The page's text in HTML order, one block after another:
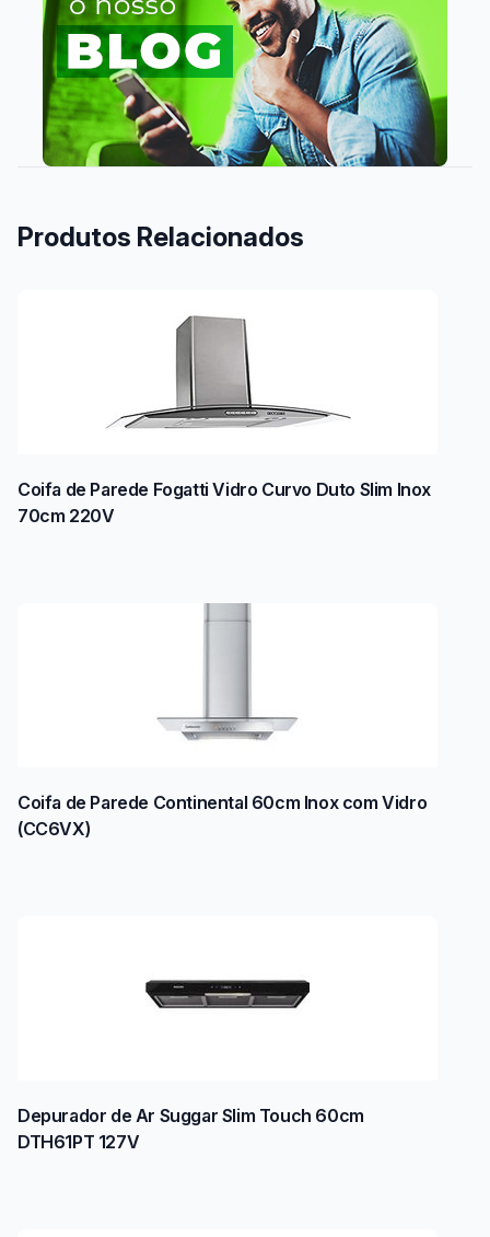
Produtos Relacionados
Coifa de Parede Fogatti Vidro Curvo Duto Slim Inox
70cm 220V
Coifa de Parede Continental 60cm Inox com Vidro
(CC6VX)
Depurador de Ar Suggar Slim Touch 60cm
DTH61PT 127V